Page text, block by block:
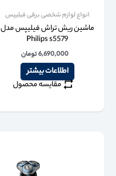
انواع لوازم شخصی برقی فیلیپس
ماشین ریش تراش فیلیپس مدل
Philips s5579
6,690,000تومان
اطلاعات بیشتر
مقایسه محصول